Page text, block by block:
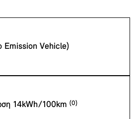
Emission Vehicle)
14kWh/100km